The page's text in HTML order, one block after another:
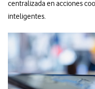
centralizada en acciones
inteligentes.